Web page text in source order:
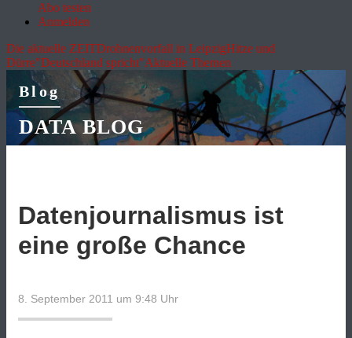
Abo testen
Anmelden
Die aktuelle ZEITDrohnenvorfall in LeipzigHitze und
Dürre"Deutschland spricht"Aktuelle Themen
Blog
DATA BLOG
Datenjournalismus ist
eine große Chance
8. September 2011 um 9:48 Uhr